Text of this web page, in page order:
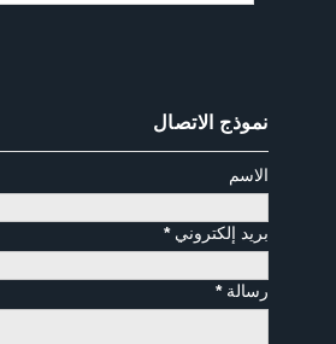
نموذج الاتصال
الاسم
بريد إلكتروني*
رسالة*